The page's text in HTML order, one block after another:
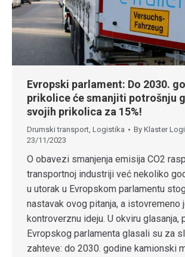
Evropski parlament: Do 2030.
prikolice će smanjiti potrošnju
svojih prikolica za 15%!
Drumski transport, Logistika By Klaster
23/11/2023
O obavezi smanjenja emisija CO2
transportnoj industriji već nekoliko
u utorak u Evropskom parlamentu
nastavak ovog pitanja, a istovremeno
kontroverznu ideju. U okviru glasanja,
Evropskog parlamenta glasali su za
zahteve: do 2030. godine kamionski